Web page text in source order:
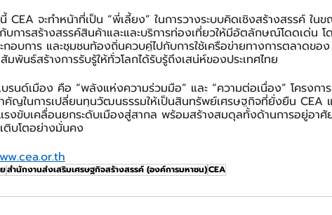
CEA จะทำหน้าที่เป็น “พี่เลี้ยง” ในการวางระบบคิดเชิงสร้างสรรค์ ใน
บการสร้างสรรค์สินค้าและและบริการท่องเที่ยวให้มีอัตลักษณ์โดดเด่น
อบการ และชุมชนท้องถิ่นควบคู่ไปกับการใช้เครือข่ายทางการตลาดขอ
มพันธ์สร้างการรับรู้ให้ทั่วโลกได้รับรู้ถึงเสน่ห์ของประเทศไทย
บรนด์เมือง คือ “พลังแห่งความร่วมมือ” และ “ความต่อเนื่อง” โครงกา
คัญในการเปลี่ยนทุนวัฒนธรรมให้เป็นสินทรัพย์เศรษฐกิจที่ยั่งยืน CEA
รงขับเคลื่อนยกระดับเมืองสู่สากล พร้อมสร้างสมดุลทั้งด้านการอยู่อา
ติบโตอย่างมั่นคง
สำนักงานส่งเสริมเศรษฐกิจสร้างสรรค์ (องค์การมหาชน)CEA